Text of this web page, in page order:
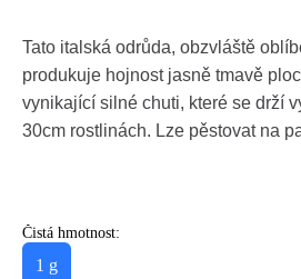
Tato italská odrůda, obzvláště
produkuje hojnost jasně tmavě
vynikající silné chuti, které se drží
30cm rostlinách. Lze pěstovat na
Čistá hmotnost:
1 g